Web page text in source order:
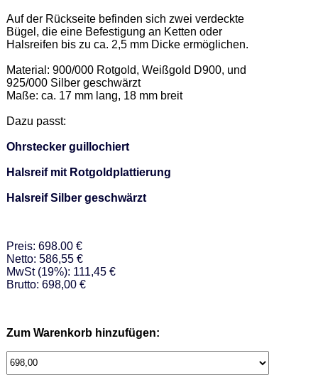
Auf der Rückseite befinden sich zwei verdeckte
Bügel, die eine Befestigung an Ketten oder
Halsreifen bis zu ca. 2,5 mm Dicke ermöglichen.
Material: 900/000 Rotgold, Weißgold D900, und
925/000 Silber geschwärzt
Maße: ca. 17 mm lang, 18 mm breit
Dazu passt:
Ohrstecker guillochiert
Halsreif mit Rotgoldplattierung
Halsreif Silber geschwärzt
Preis: 698.00 €
Netto: 586,55 €
MwSt (19%): 111,45 €
Brutto: 698,00 €
Zum Warenkorb hinzufügen: